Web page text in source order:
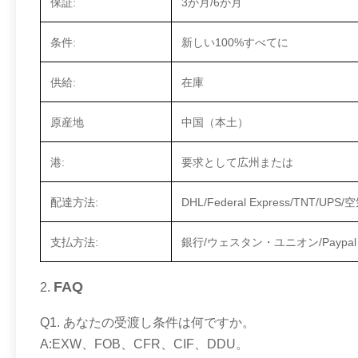
条件: 新しい100%すべてに
供給: 在庫
原産地 中国（本土）
港: 要求として広州または
配達方法: DHL/Federal Express/TNT/UPS/
支払方法: 銀行/ウェスタン・ユニオン/Paypal
2. FAQ
Q1. あなたの受渡し条件は何ですか。
A:EXW、FOB、CFR、CIF、DDU。